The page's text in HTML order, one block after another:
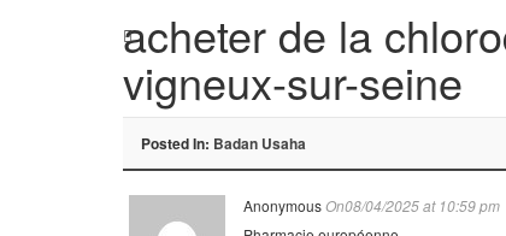
acheter de la
vigneux-sur-seine
Posted In: Badan Usaha
AnonymousOn08/04/2025 at 10:59 pm